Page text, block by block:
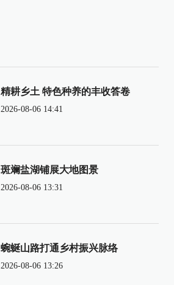
精耕乡土 特色种养的丰收答卷
2026-08-06 14:41
斑斓盐湖铺展大地图景
2026-08-06 13:31
蜿蜒山路打通乡村振兴脉络
2026-08-06 13:26